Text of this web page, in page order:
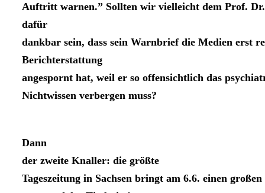
Auftritt warnen.” Sollten wir vielleicht dem Prof.
dafür
dankbar sein, dass sein Warnbrief die Medien erst
Berichterstattung
angespornt hat, weil er so offensichtlich das
Nichtwissen verbergen muss?
Dann
der zweite Knaller: die größte
Tageszeitung in Sachsen bringt am 6.6. einen